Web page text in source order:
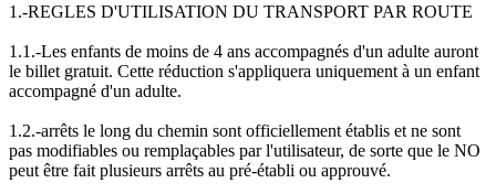
1.-REGLES D'UTILISATION DU TRANSPORT PAR ROUTE
1.1.-Les enfants de moins de 4 ans accompagnés d'un adulte auront
le billet gratuit. Cette réduction s'appliquera uniquement à un enfant
accompagné d'un adulte.
1.2.-arrêts le long du chemin sont officiellement établis et ne sont
pas modifiables ou remplaçables par l'utilisateur, de sorte que le NO
peut être fait plusieurs arrêts au pré-établi ou approuvé.